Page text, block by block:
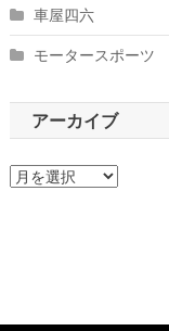
車屋四六
モータースポーツ
アーカイブ
ア